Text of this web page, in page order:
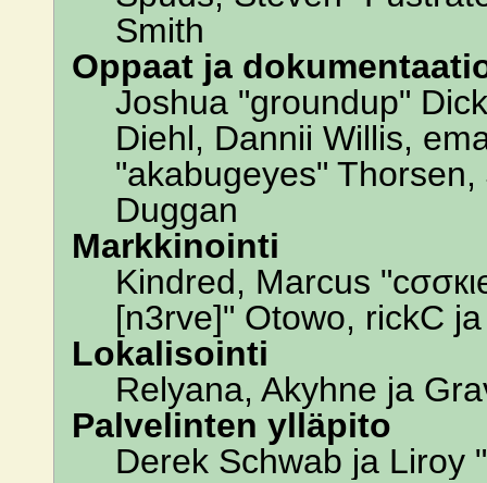
Smith
Oppaat ja
Joshua "groundup"
Diehl, Dannii Willis,
"akabugeyes"
Duggan
Markkinointi
Kindred, Marcus
[n3rve]" Otowo, rickC
Lokalisointi
Relyana, Akyhne ja
Palvelinten ylläpito
Derek Schwab ja Liroy